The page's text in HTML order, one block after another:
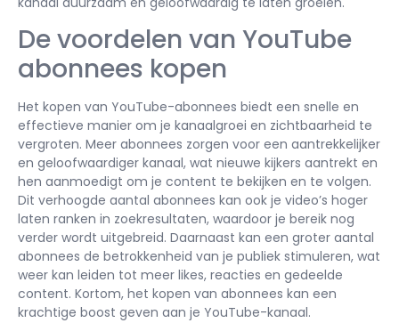
De voordelen van YouTube
abonnees kopen
Het kopen van YouTube-abonnees biedt een snelle en
effectieve manier om je kanaalgroei en zichtbaarheid te
vergroten. Meer abonnees zorgen voor een aantrekkelijker
en geloofwaardiger kanaal, wat nieuwe kijkers aantrekt en
hen aanmoedigt om je content te bekijken en te volgen.
Dit verhoogde aantal abonnees kan ook je video’s hoger
laten ranken in zoekresultaten, waardoor je bereik nog
verder wordt uitgebreid. Daarnaast kan een groter aantal
abonnees de betrokkenheid van je publiek stimuleren, wat
weer kan leiden tot meer likes, reacties en gedeelde
content. Kortom, het kopen van abonnees kan een
krachtige boost geven aan je YouTube-kanaal.